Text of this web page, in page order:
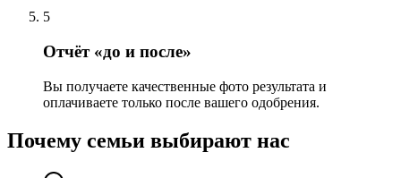
5
Отчёт «до и после»
Вы получаете качественные фото результата и
оплачиваете только после вашего одобрения.
Почему семьи выбирают нас